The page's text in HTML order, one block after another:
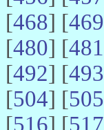
[468] [469
[480] [481
[492] [493
[504] [505
[516] [517